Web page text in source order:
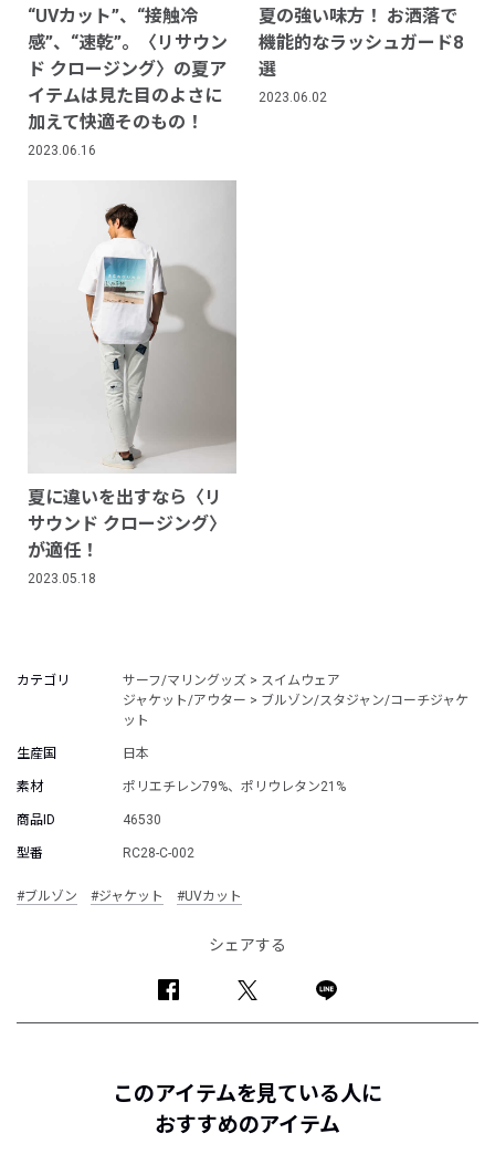
“UVカット”、“接触冷
感”、“速乾”。〈リサウン
ド クロージング〉の夏ア
イテムは見た目のよさに
加えて快適そのもの！
2023.06.16
夏の強い味方！ お洒落で
機能的なラッシュガード8
選
2023.06.02
夏に違いを出すなら〈リ
サウンド クロージング〉
が適任！
2023.05.18
カテゴリ
サーフ/マリングッズ > スイムウェア
ジャケット/アウター > ブルゾン/スタジャン/コーチジャケ
ット
生産国 日本
素材 ポリエチレン79%、ポリウレタン21%
商品ID 46530
型番 RC28-C-002
#ブルゾン #ジャケット #UVカット
シェアする
このアイテムを見ている人に
おすすめのアイテム